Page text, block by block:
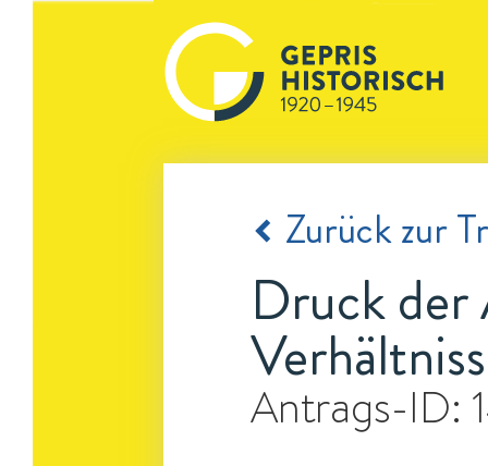
Zurück zur
Druck
Antrags-ID: